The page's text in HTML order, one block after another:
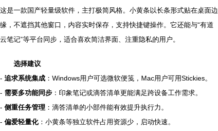
这是一款国产轻量级软件，主打极简风格。小黄条以长条形式贴在桌面边
缘，不遮挡其他窗口，内容实时保存，支持快捷键操作。它还能与“有道
云笔记”等平台同步，适合喜欢简洁界面、注重隐私的用户。
选择建议
- 追求系统集成 ：Windows用户可选微软便笺，Mac用户可用Stickies。
- 需要多功能同步 ：印象笔记或滴答清单更能满足跨设备工作需求。
- 侧重任务管理 ：滴答清单的小部件能有效提升执行力。
- 偏爱轻量化：小黄条等独立软件占用资源少，启动快速。